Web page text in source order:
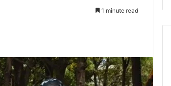
1 minute read